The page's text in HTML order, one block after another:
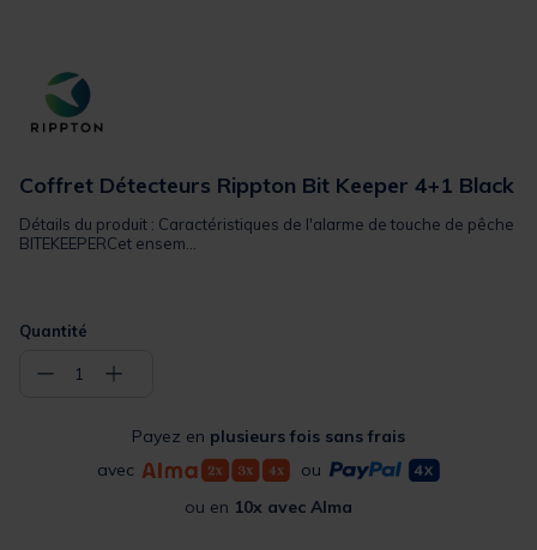
Coffret Détecteurs Rippton Bit Keeper 4+1 Black
Détails du produit : Caractéristiques de l'alarme de touche de pêche
BITEKEEPERCet ensem...
Quantité
− 1 +
Payez en plusieurs fois sans frais
avec
ou
ou en 10x avec Alma